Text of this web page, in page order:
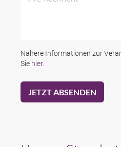
Nähere Informationen zur
Sie hier.